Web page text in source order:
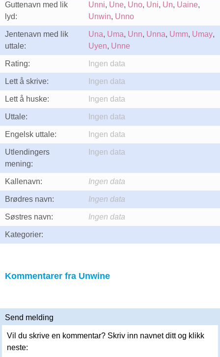
Guttenavn med lik
lyd:
Unni, Une, Uno, Uni, Un, Uaine,
Unwin, Unno
Jentenavn med lik
uttale:
Una, Uma, Unn, Unna, Umm, Umay,
Uyen, Unne
Rating: Ingen data
Lett å skrive: Ingen data
Lett å huske: Ingen data
Uttale: Ingen data
Engelsk uttale: Ingen data
Utlendingers
mening:
Ingen data
Kallenavn: Ingen data
Brødres navn: Ingen data
Søstres navn: Ingen data
Kategorier:
Kommentarer fra Unwine
Send melding
Vil du skrive en kommentar? Skriv inn navnet ditt og klikk
neste: